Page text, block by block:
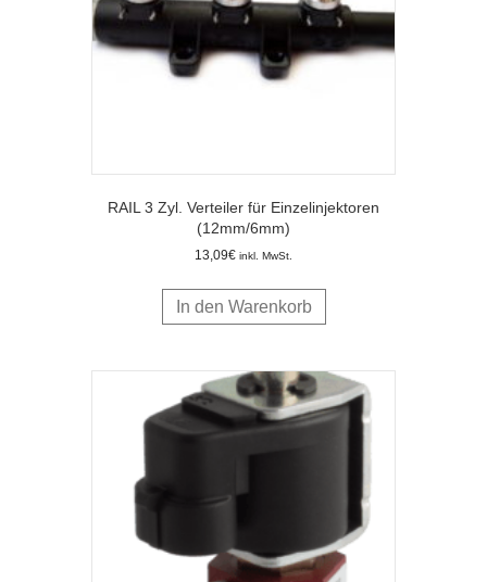
RAIL 3 Zyl. Verteiler für Einzelinjektoren
(12mm/6mm)
13,09€ inkl. MwSt.
In den Warenkorb